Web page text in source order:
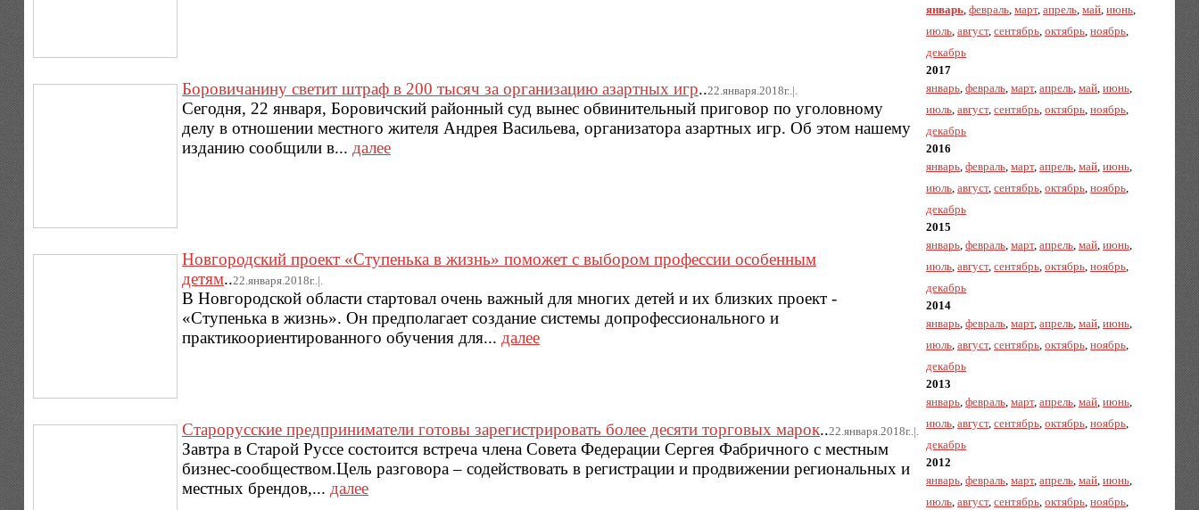
Боровичанину светит штраф в 200 тысяч за организацию азартных игр..22.января.2018г..|.
Сегодня, 22 января, Боровичский районный суд вынес обвинительный приговор по уголовному
делу в отношении местного жителя Андрея Васильева, организатора азартных игр. Об этом нашему
изданию сообщили в... далее
Новгородский проект «Ступенька в жизнь» поможет с выбором профессии особенным
детям..22.января.2018г..|.
В Новгородской области стартовал очень важный для многих детей и их близких проект -
«Ступенька в жизнь». Он предполагает создание системы допрофессионального и
практикоориентированного обучения для... далее
Старорусские предприниматели готовы зарегистрировать более десяти торговых марок..22.января.2018г..|.
Завтра в Старой Руссе состоится встреча члена Совета Федерации Сергея Фабричного с местным
бизнес-сообществом.Цель разговора – содействовать в регистрации и продвижении региональных и
местных брендов,... далее
январь,февраль,март,апрель,май,июнь,
июль,август,сентябрь,октябрь,ноябрь,
декабрь
2017
январь,февраль,март,апрель,май,июнь,
июль,август,сентябрь,октябрь,ноябрь,
декабрь
2016
январь,февраль,март,апрель,май,июнь,
июль,август,сентябрь,октябрь,ноябрь,
декабрь
2015
январь,февраль,март,апрель,май,июнь,
июль,август,сентябрь,октябрь,ноябрь,
декабрь
2014
январь,февраль,март,апрель,май,июнь,
июль,август,сентябрь,октябрь,ноябрь,
декабрь
2013
январь,февраль,март,апрель,май,июнь,
июль,август,сентябрь,октябрь,ноябрь,
декабрь
2012
январь,февраль,март,апрель,май,июнь,
июль,август,сентябрь,октябрь,ноябрь,